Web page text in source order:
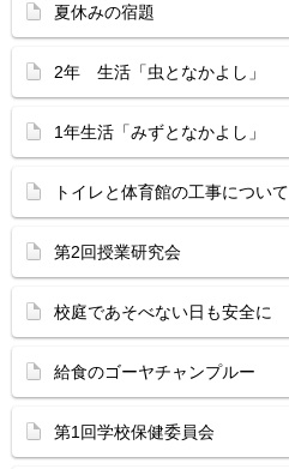
夏休みの宿題
2年 生活「虫となかよし」
1年生活「みずとなかよし」
トイレと体育館の工事について
第2回授業研究会
校庭であそべない日も安全に
給食のゴーヤチャンプルー
第1回学校保健委員会